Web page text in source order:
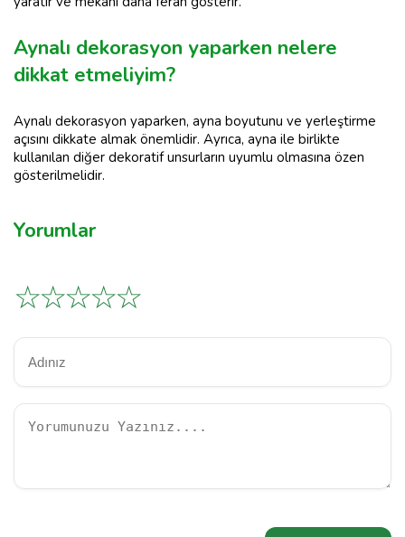
Aynalı dekorasyon yaparken nelere
dikkat etmeliyim?
Aynalı dekorasyon yaparken, ayna boyutunu ve yerleştirme
açısını dikkate almak önemlidir. Ayrıca, ayna ile birlikte
kullanılan diğer dekoratif unsurların uyumlu olmasına özen
gösterilmelidir.
Yorumlar
☆
☆
☆
☆
☆